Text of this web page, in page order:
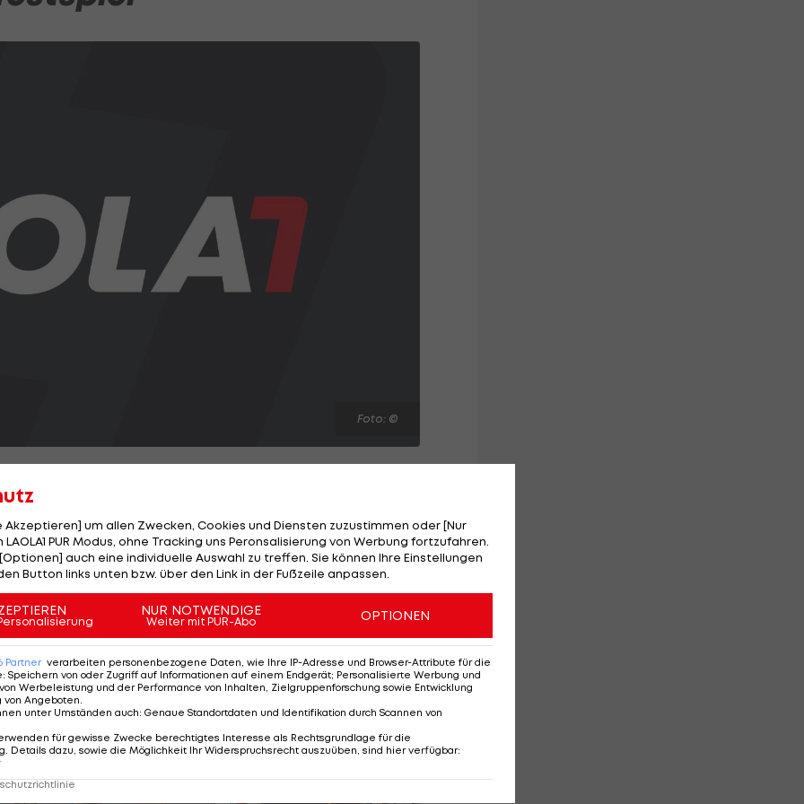
Foto: ©
Start in die Bundesliga-Saison die erste Niederlage
Nikosia war aber auch ein großes Kaliber in
Beginn des Jahres doch noch im Viertelfinale der
kommen die Innviertler durch einen
von Gartler (61.) wieder heran, müssen sich aber
Akzeptieren] um allen Zwecken, Cookies und Diensten zuzustimmen oder [Nur
PUR Modus, ohne Tracking uns Peronsalisierung von Werbung fortzufahren.
auch eine individuelle Auswahl zu treffen. Sie können Ihre Einstellungen
Button links unten bzw. über den Link in der Fußzeile anpassen.
NUR NOTWENDIGE
Weiter mit PUR-Abo OPTIONEN
Partner verarbeiten personenbezogene Daten, wie Ihre IP-Adresse und Browser-Attribute für die
: Speichern von oder Zugriff auf Informationen auf einem Endgerät; Personalisierte Werbung und
Werbeleistung und der Performance von Inhalten, Zielgruppenforschung sowie Entwicklung
von Angeboten
unter Umständen auch: Genaue Standortdaten und Identifikation durch Scannen von
für gewisse Zwecke berechtigtes Interesse als Rechtsgrundlage für die
Details dazu, sowie die Möglichkeit Ihr Widerspruchsrecht auszuüben, sind hier verfügbar: